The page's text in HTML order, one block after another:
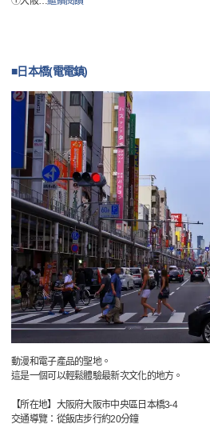
■日本橋(電電鎮)
動漫和電子產品的聖地。
這是一個可以輕鬆體驗最新次文化的地方。
【所在地】大阪府大阪市中央區日本橋3-4
交通導覽：從飯店步行約20分鐘